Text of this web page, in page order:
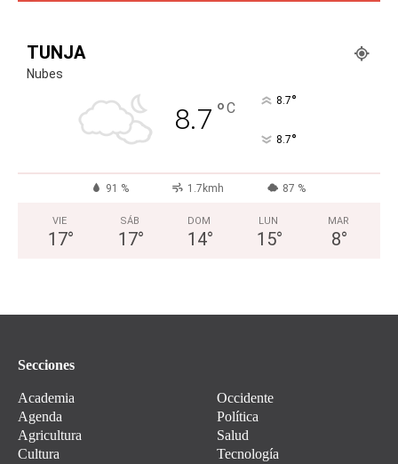
TUNJA
Nubes
8.7 °C 8.7°
8.7°
91 % 1.7kmh 87 %
VIE
17°
SÁB
17°
DOM
14°
LUN
15°
MAR
8°
Secciones
Academia
Agenda
Agricultura
Cultura
Occidente
Política
Salud
Tecnología